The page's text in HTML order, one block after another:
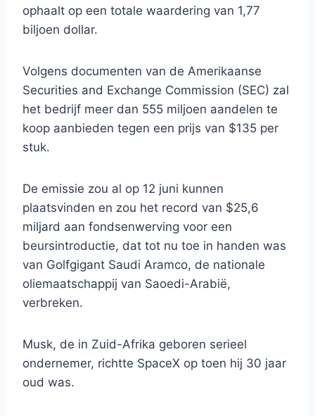
ophaalt op een totale waardering van 1,77
biljoen dollar.
Volgens documenten van de Amerikaanse
Securities and Exchange Commission (SEC) zal
het bedrijf meer dan 555 miljoen aandelen te
koop aanbieden tegen een prijs van $135 per
stuk.
De emissie zou al op 12 juni kunnen
plaatsvinden en zou het record van $25,6
miljard aan fondsenwerving voor een
beursintroductie, dat tot nu toe in handen was
van Golfgigant Saudi Aramco, de nationale
oliemaatschappij van Saoedi-Arabië,
verbreken.
Musk, de in Zuid-Afrika geboren serieel
ondernemer, richtte SpaceX op toen hij 30 jaar
oud was.